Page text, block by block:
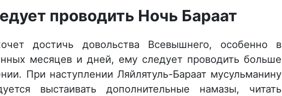
проводить Ночь Бараат
достичь довольства Всевышнего, особенно в
месяцев и дней, ему следует проводить больше
При наступлении Ляйлятуль-Бараат мусульманину
выстаивать дополнительные намазы, читать